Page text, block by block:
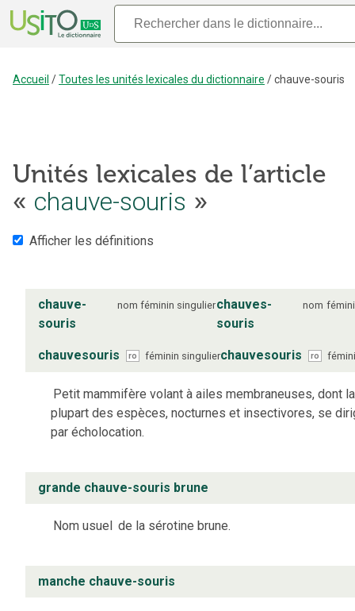
Accueil /Toutes les unités lexicales du dictionnaire /chauve-souris
Unités lexicales de l’article
« chauve-souris »
Afficher les définitions
chauve-
souris
nom féminin singulierchauves-
souris
nom
chauvesouris ro féminin singulierchauvesouris ro
Petit mammifère volant à ailes membraneuses, dont la
plupart des espèces, nocturnes et insectivores, se
par écholocation.
grande chauve-souris brune
Nom usuel de la sérotine brune.
manche chauve-souris